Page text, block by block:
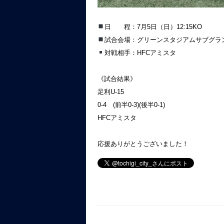
日 程：7月5日（日）12:15KO
試合会場：グリーンスタジアムサブグラ
対戦相手：HFCアミスタ
《試合結果》
足利U-15
0-4 (前半0-3)(後半0-1)
HFCアミスタ
応援ありがとうございました！